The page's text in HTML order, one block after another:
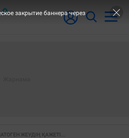
ЖЕУДІҢ ҚАЖЕТІ...
закрытие баннера через